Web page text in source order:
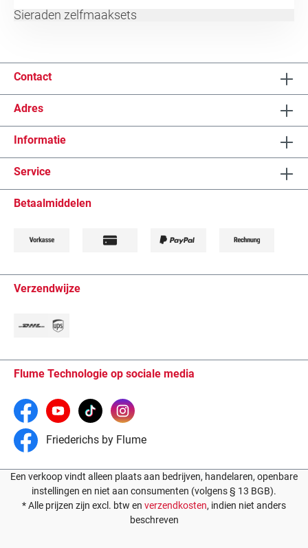
Sieraden zelfmaaksets
Contact
Adres
Informatie
Service
Betaalmiddelen
Verzendwijze
Flume Technologie op sociale media
Friederichs by Flume
Een verkoop vindt alleen plaats aan bedrijven, handelaren, openbare
instellingen en niet aan consumenten (volgens § 13 BGB).
* Alle prijzen zijn excl. btw en verzendkosten, indien niet anders
beschreven